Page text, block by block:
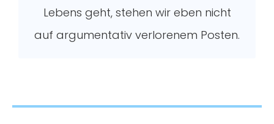
Lebens geht, stehen wir eben nicht
auf argumentativ verlorenem Posten.